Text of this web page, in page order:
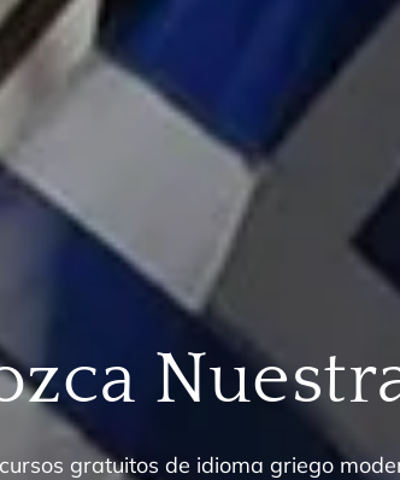
gratuitos de idioma griego